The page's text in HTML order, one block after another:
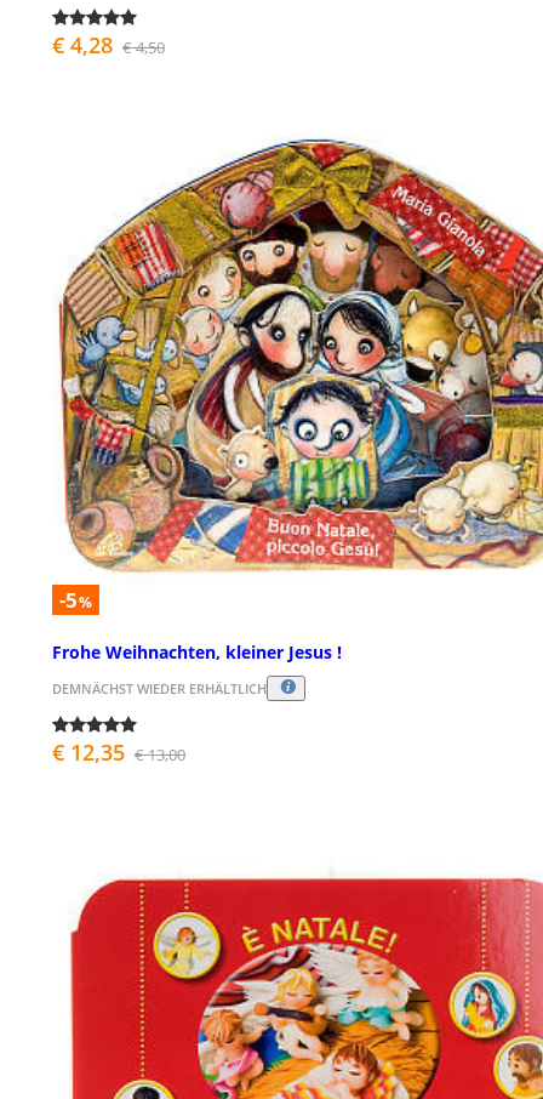
€ 4,28 € 4,50
-5%
Frohe Weihnachten, kleiner Jesus !
DEMNÄCHST WIEDER ERHÄLTLICH
€ 12,35 € 13,00